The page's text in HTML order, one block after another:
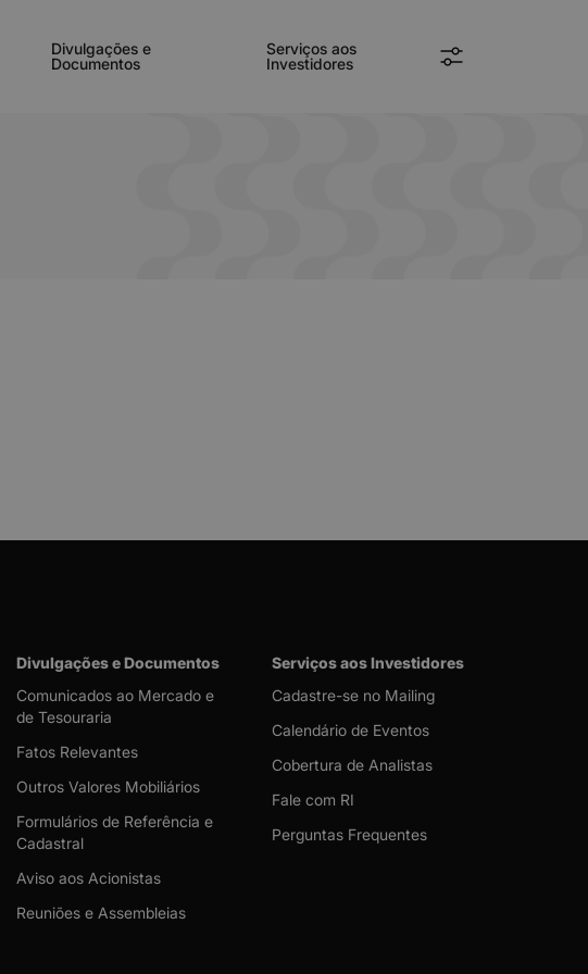
Divulgações e
Documentos
Serviços aos
Investidores
Divulgações e Documentos
Comunicados ao Mercado e
de Tesouraria
Fatos Relevantes
Outros Valores Mobiliários
Formulários de Referência e
Cadastral
Aviso aos Acionistas
Reuniões e Assembleias
Serviços aos Investidores
Cadastre-se no Mailing
Calendário de Eventos
Cobertura de Analistas
Fale com RI
Perguntas Frequentes